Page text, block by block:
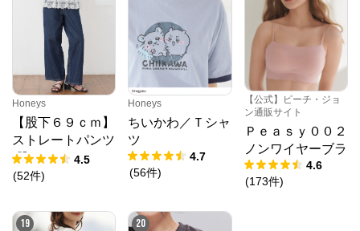
Honeys
【股下６９ｃｍ】
ストレートパンツ
(股下60/63/66/69/
72cm展開)
4.5
(52件)
Honeys
ちいかわ／Ｔシャ
ツ
4.7
(56件)
【公式】ピーチ・ジョ
ン通販サイト
Ｐｅａｓｙ００２
ノンワイヤーブラ
4.6
(173件)
19 20